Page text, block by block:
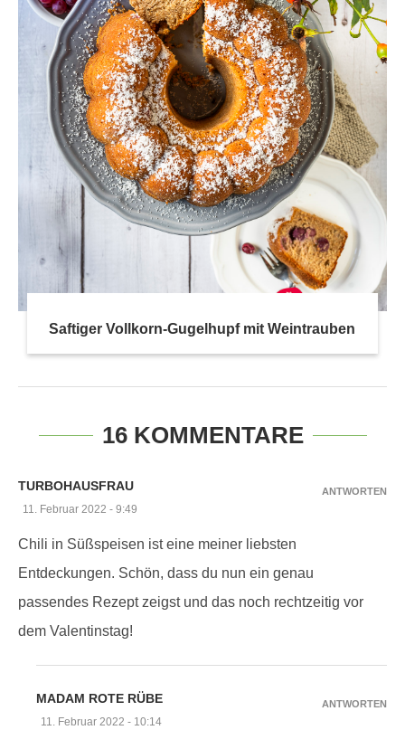
Saftiger Vollkorn-Gugelhupf mit Weintrauben
16 KOMMENTARE
TURBOHAUSFRAU
11. Februar 2022 - 9:49
Chili in Süßspeisen ist eine meiner liebsten
Entdeckungen. Schön, dass du nun ein genau
passendes Rezept zeigst und das noch rechtzeitig vor
dem Valentinstag!
ANTWORTEN
MADAM ROTE RÜBE
11. Februar 2022 - 10:14
ANTWORTEN